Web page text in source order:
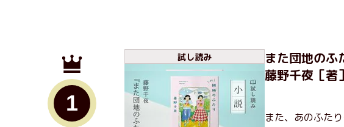
1
試し読み
また団地の
藤野千夜［著］
また、あのふた